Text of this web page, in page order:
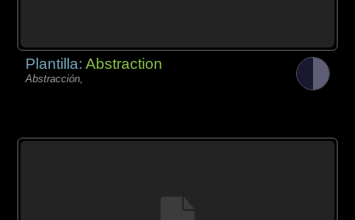
Plantilla:Abstraction
Abstracción,